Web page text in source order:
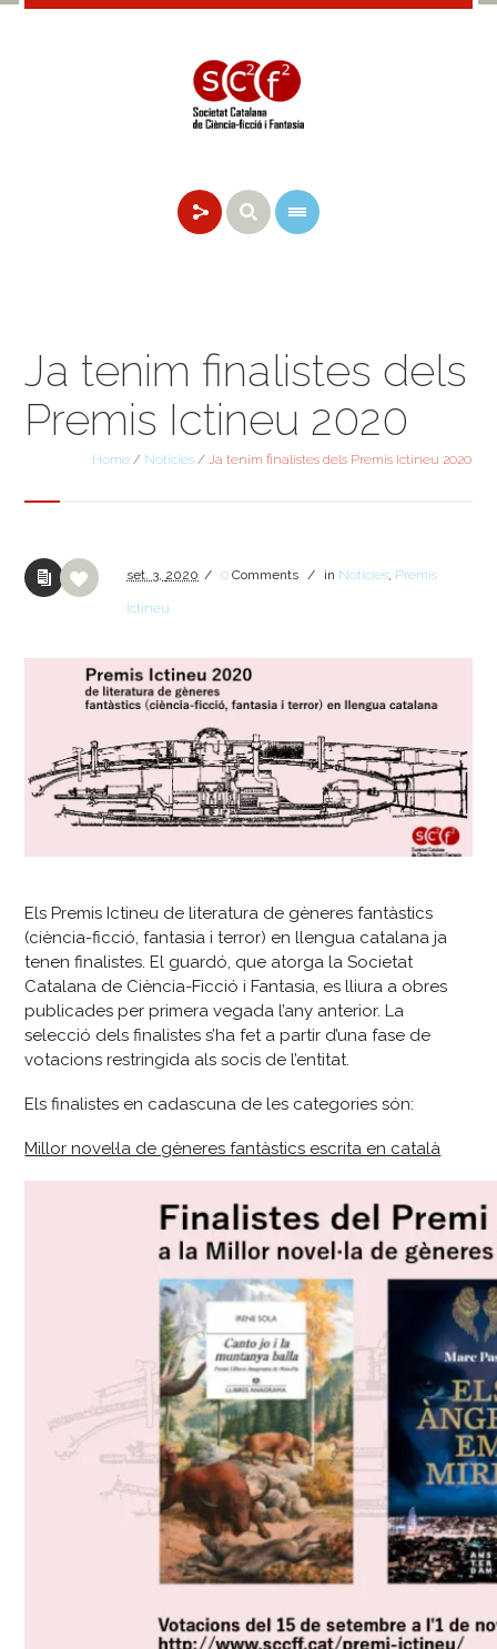
Ja tenim finalistes dels
Premis Ictineu 2020
Home / Notícies /Ja tenim finalistes dels Premis Ictineu 2020
set. 3, 2020 / 0 Comments / in Notícies, Premis
Ictineu
Els Premis Ictineu de literatura de gèneres fantàstics
(ciència-ficció, fantasia i terror) en llengua catalana ja
tenen finalistes. El guardó, que atorga la Societat
Catalana de Ciència-Ficció i Fantasia, es lliura a obres
publicades per primera vegada l’any anterior. La
selecció dels finalistes s’ha fet a partir d’una fase de
votacions restringida als socis de l’entitat.
Els finalistes en cadascuna de les categories són:
Millor novel·la de gèneres fantàstics escrita en català